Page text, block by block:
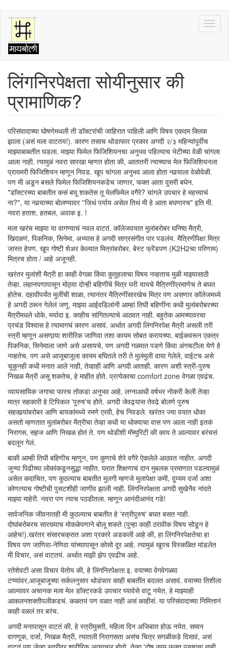
Skip
main
content
लिंगनिरपेक्षता सोयीनुसार की
प्रामाणिक?
परिसंवादाच्या घोषणेमधली ती डॉक्टरांची जाहिरात पाहिली आणि विषय एकदम क्लिक
झाला (असं मला वाटतय!). कारण तसाच थोडाफार प्रकार अगदी २/३ महिन्यांपूर्वीच
माझ्याबाबतीत घडला. माझ्या फिमेल फिजिशियनचा अनुभव पहिल्याच भेटीच्या वेळी चांगला
आला नाही. त्यामुळं नवरा सारखा म्हणत होता की, आतातरी त्याच्याच मेल फिजिशियनला
प्रायमरी फिजिशियन म्हणून निवड. खूप चांगला अनुभव आला होता नवर्‍याला वेळोवेळी.
पण मी अडून बसले फिमेल फिजिशियनकडेच जाणार, फक्त आता दुसरी बघेन.
"डॉक्टरच्या बाबतीत कसं बघू शकतेस तू मेलफिमेल वगैरे? चांगले उपचार हे महत्त्वाचं
ना?", या नवर्‍याच्या बोलण्यावर ''जिथं पर्याय असेल तिथं मी हे आता बघणारच" इति मी.
नवरा हताश, हतबल, अवाक इ. !
मला खरंच माझ्या या वागण्याचं नवल वाटतं. कॉलेजवयात मुलांबरोबर घनिष्ठ मैत्री,
खिदळणं, पिकनिक, सिनेमा, अभ्यास हे अगदी साग्रसंगीत पार पडलंय. मैत्रिणींपेक्षा मित्र
जास्त हेपण. खूप गोष्टी शेअर केल्यात मित्रांबरोबर. बेस्ट फ्रेंडपण (K2H2चा परिणाम)
मित्रच होता / आहे अजूनही.
खरंतर मुलांशी मैत्री हा काही वेगळा किंवा कुतूहलाचा विषय नव्हताच मुळी माझ्यासाठी
तेव्हा. लहानपणापासून मोठ्या दोन्ही बहिणींचे मित्र घरी यायचे मैत्रिणींप्रमाणेच ते बघत
होतेच. दहावीपर्यंत मुलींची शाळा, त्यानंतर मैत्रिणींसारखेच मित्र पण असणार कॉलेजमध्ये
हे अगदी ठरून गेलेलं जणू. माझ्या आईवडिलांनी आम्हां तिघी बहिणींना कधी मुलांबरोबरच्या
मैत्रीमधले धोके, मर्यादा इ. काहीच सांगितल्याचे आठवत नाही. बहुतेक आमच्यावरचा
प्रचंड विश्वास हे त्यामागचं कारण असावं. अर्थात अगदी लिंगनिरपेक्ष मैत्री असली तरी
स्त्री म्हणून असणार्‍या शारीरिक जाणिवा तशा कायम सोबत करायच्या. बाईकवरून एकत्र
पिकनिक, सिनेमाला जाणे असे असायचे, पण अगदी गळ्यात पडणे किंवा अंगचटीला येणे हे
नव्हतेच. पण असे आजूबाजूला कायम बघितले तरी ते मुलंमुली वाया गेलेले, वाईटच असे
चुकूनही कधी मनात आले नाही, तेव्हाही आणि अगदी आताही. कारण अशी स्त्री-पुरुष
निखळ मैत्री असू शकतेच, हे माहीत होते. प्रत्येकाचा comfort zone वेगळा एवढंच.
व्यायसायिक जगाचा फारच तोकडा अनुभव आहे. लग्नाआधी वर्षभर नोकरी केली तेव्हा
मात्र सहकारी हे टिपिकल 'पुरुष'च होते. अगदी जेवढ्यास तेवढे बोलणे पुरुष
सहकार्‍यांबरोबर आणि बायकांमध्ये रमणे एरवी, हेच निवडले. खरंतर ज्या वयात धोका
असतो म्हणतात मुलांबरोबर मैत्रीचा तेव्हा कधी या धोक्याचा वास पण आला नाही इतकं
निरागस, सह़ज आणि निखळ होतं ते. पण थोडीशी मॅच्युरिटी की काय ते आल्यावर बरंचसं
बदलून गेलं.
बाकी आम्ही तिघी बहिणीच म्हणून, पण कुणाचे शेरे वगैरे ऐकलेले आठवत नाहीत. अगदी
जुन्या पिढीच्या लोकांकडूनसुद्धा नाहीत. घरात शिक्षणाचं दान मुबलक प्रमाणात पडल्यामुळं
असेल कदाचित, पण कुठल्याच बाबतीत मुलगी म्हणजे मुलापेक्षा कमी, दुय्यम दर्जा अशा
कोणत्याच गोष्टीची पुसटशीही जाणीव झाली नाही. लिंगनिरपेक्षता अगदी सुखेनैव नांदते
माझ्या माहेरी. नवरा पण त्याच पठडीतला. म्हणून आनंदीआनंद गडे!
सार्वजनिक जीवनातही मी कुठल्याच बाबतीत हे 'स्त्रीपुरुष' बघत बसत नाही.
दोघांबरोबरच सारख्याच मोकळेपणाने बोलू शकते (पुन्हा काही ठरावीक विषय सोडून हे
आहेच!).खरंतर संसारचक्रात अशा प्रकारे अडकली आहे की, हा लिंगनिरपेक्षतेचा हा
विषय पण जाणिवा-नेणिवा यांच्यापासून कोसो दूर आहे. त्यामुळं खूपच विस्कळित मांडलेत
मी विचार, असं वाटतयं. अर्थात माझी झेप एवढीच आहे.
रतेशेवटी असा विचार येतोय की, हे लिंगनिरपेक्षता इ. वयाच्या वेगवेगळ्या
टप्प्यांवर,आजूबाजूच्या सर्कलनुसार थोडंफार काही बाबतींत बदलत असावं. वयाच्या तिशीला
आल्यावर अचानक मला मेल डॉक्टरकडे उपचार घ्यावेसे वाटू नयेत, हे माझ्याही
आकलनशक्तीपलीकडचं. कळतयं पण वळत नाही असं काहीसं. या परिसंवादाच्या निमित्तानं
काही वळलं तर बरंच.
अगदी मनापासून वाटतं की, हे स्त्रीमुक्ती, महिला दिन अजिबात होऊ नयेत. समान
वागणूक, दर्जा, निखळ मैत्री, त्यातली निरागसता असंच चित्र सगळीकडे दिसावं, असं